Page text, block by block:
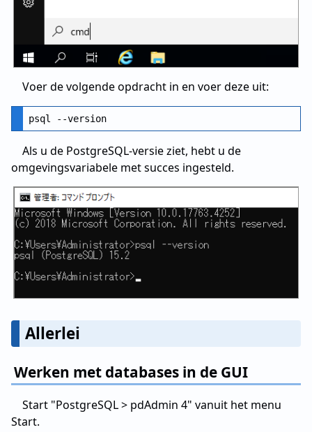
Voer de volgende opdracht in en voer deze uit:
Als u de PostgreSQL-versie ziet, hebt u de
omgevingsvariabele met succes ingesteld.
Allerlei
Werken met databases in de GUI
Start "PostgreSQL > pdAdmin 4" vanuit het menu
Start.